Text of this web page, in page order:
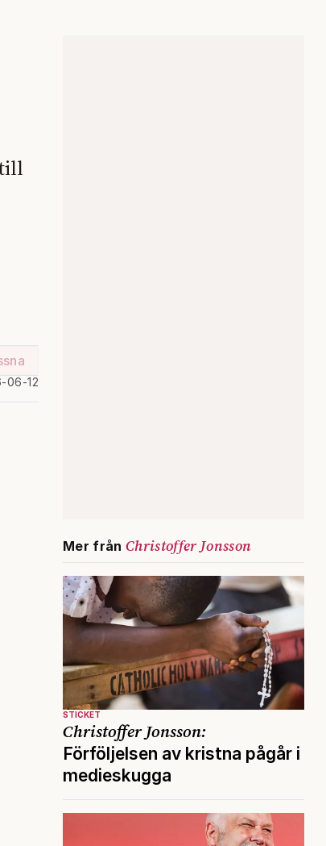
06-12
Mer från Christoffer Jonsson
STICKET
Christoffer Jonsson:
Förföljelsen av kristna pågår i
medieskugga